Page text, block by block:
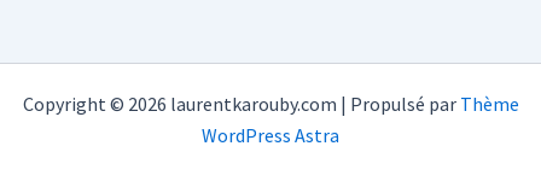
Copyright © 2026 laurentkarouby.com | Propulsé par Thème
WordPress Astra